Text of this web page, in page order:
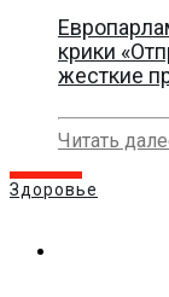
крики
жесткие
Читать
Здоровье